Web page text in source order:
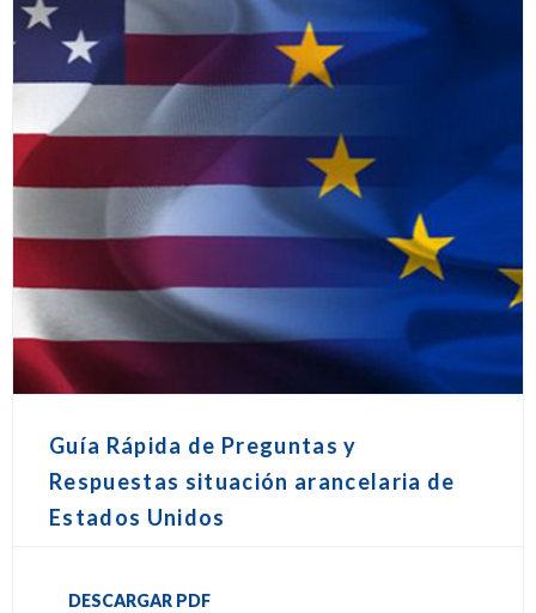
Guía Rápida de Preguntas y
Respuestas situación arancelaria de
Estados Unidos
DESCARGAR PDF